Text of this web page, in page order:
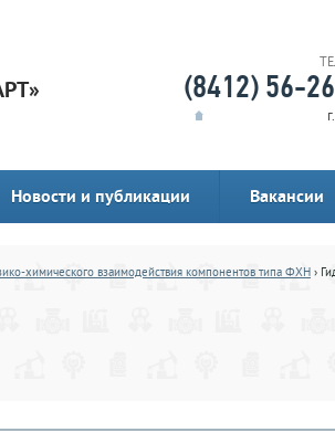
(8412) 56-
Новости и публикации Вакансии
химического взаимодействия компонентов типа ФХН ›